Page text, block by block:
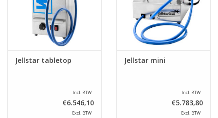
Jellstar tabletop
Incl. BTW
€6.546,10
Excl. BTW
Jellstar mini
Incl. BTW
€5.783,80
Excl. BTW